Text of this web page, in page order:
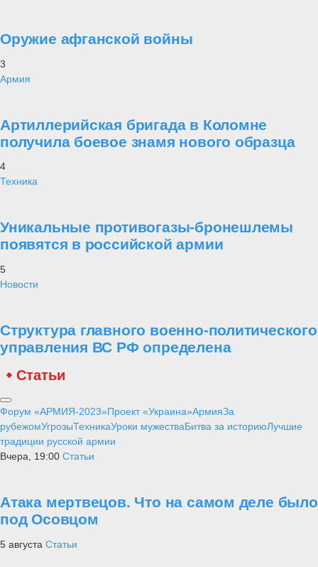
Оружие афганской войны
3
Армия
Артиллерийская бригада в Коломне
получила боевое знамя нового образца
4
Техника
Уникальные противогазы-бронешлемы
появятся в российской армии
5
Новости
Структура главного военно-политического
управления ВС РФ определена
Статьи
Форум «АРМИЯ-2023»Проект «Украина»АрмияЗа
рубежомУгрозыТехникаУроки мужестваБитва за историюЛучшие
традиции русской армии
Вчера, 19:00 Статьи
Атака мертвецов. Что на самом деле было
под Осовцом
5 августа Статьи